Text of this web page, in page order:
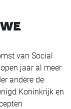
van Social
jaar al meer
andere de
Koninkrijk en